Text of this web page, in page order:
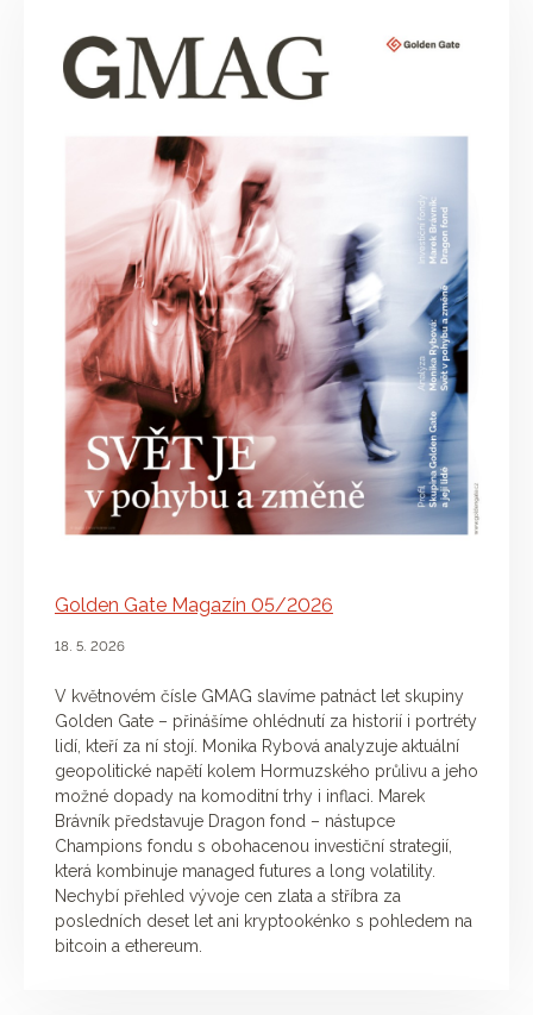
Golden Gate Magazín 05/2026
18. 5. 2026
V květnovém čísle GMAG slavíme patnáct let skupiny
Golden Gate – přinášíme ohlédnutí za historií i portréty
lidí, kteří za ní stojí. Monika Rybová analyzuje aktuální
geopolitické napětí kolem Hormuzského průlivu a jeho
možné dopady na komoditní trhy i inflaci. Marek
Brávník představuje Dragon fond – nástupce
Champions fondu s obohacenou investiční strategií,
která kombinuje managed futures a long volatility.
Nechybí přehled vývoje cen zlata a stříbra za
posledních deset let ani kryptookénko s pohledem na
bitcoin a ethereum.